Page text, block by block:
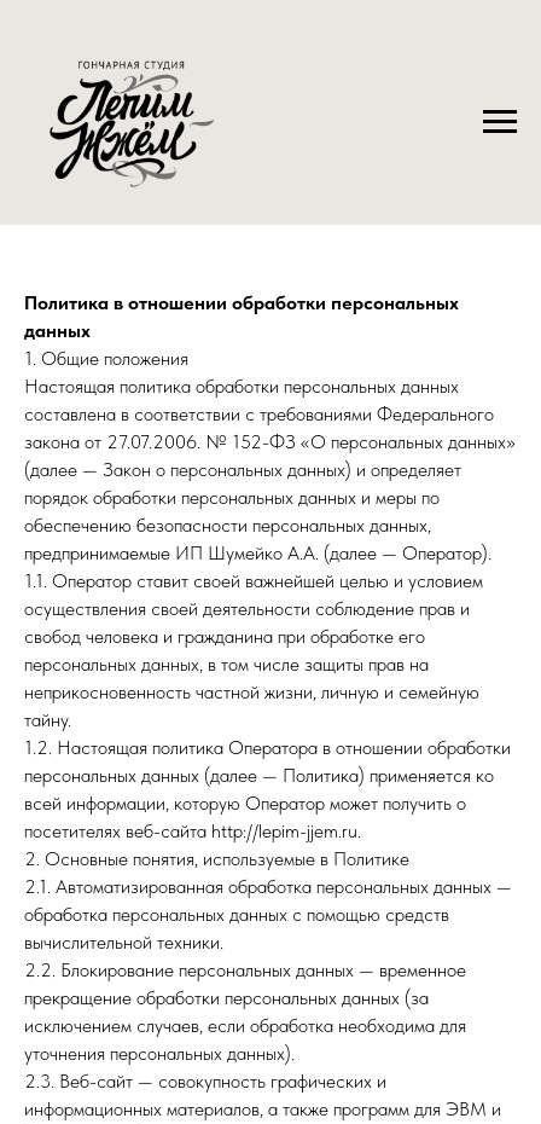
Политика в отношении обработки персональных
данных
1. Общие положения
Настоящая политика обработки персональных данных
составлена в соответствии с требованиями Федерального
закона от 27.07.2006. № 152-ФЗ «О персональных данных»
(далее — Закон о персональных данных) и определяет
порядок обработки персональных данных и меры по
обеспечению безопасности персональных данных,
предпринимаемые ИП Шумейко А.А. (далее — Оператор).
1.1. Оператор ставит своей важнейшей целью и условием
осуществления своей деятельности соблюдение прав и
свобод человека и гражданина при обработке его
персональных данных, в том числе защиты прав на
неприкосновенность частной жизни, личную и семейную
тайну.
1.2. Настоящая политика Оператора в отношении обработки
персональных данных (далее — Политика) применяется ко
всей информации, которую Оператор может получить о
посетителях веб-сайта http://lepim-jjem.ru.
2. Основные понятия, используемые в Политике
2.1. Автоматизированная обработка персональных данных —
обработка персональных данных с помощью средств
вычислительной техники.
2.2. Блокирование персональных данных — временное
прекращение обработки персональных данных (за
исключением случаев, если обработка необходима для
уточнения персональных данных).
2.3. Веб-сайт — совокупность графических и
информационных материалов, а также программ для ЭВМ и